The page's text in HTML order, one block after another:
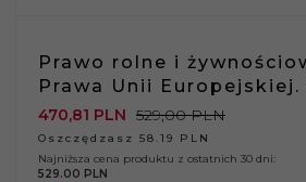
Prawo rolne i
Prawa Unii Europejskiej.
470,81 PLN 529,00 PLN
Oszczędzasz 58.19 PLN
Najniższa cena produktu z ostatnich 30 dni:
529.00 PLN